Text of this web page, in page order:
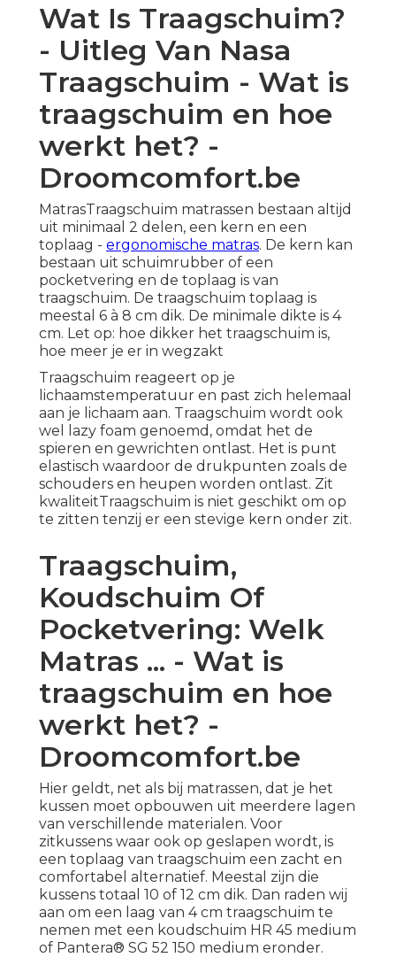
Wat Is Traagschuim?
- Uitleg Van Nasa
Traagschuim - Wat is
traagschuim en hoe
werkt het? -
Droomcomfort.be
MatrasTraagschuim matrassen bestaan altijd
uit minimaal 2 delen, een kern en een
toplaag - ergonomische matras. De kern kan
bestaan uit schuimrubber of een
pocketvering en de toplaag is van
traagschuim. De traagschuim toplaag is
meestal 6 à 8 cm dik. De minimale dikte is 4
cm. Let op: hoe dikker het traagschuim is,
hoe meer je er in wegzakt
Traagschuim reageert op je
lichaamstemperatuur en past zich helemaal
aan je lichaam aan. Traagschuim wordt ook
wel lazy foam genoemd, omdat het de
spieren en gewrichten ontlast. Het is punt
elastisch waardoor de drukpunten zoals de
schouders en heupen worden ontlast. Zit
kwaliteitTraagschuim is niet geschikt om op
te zitten tenzij er een stevige kern onder zit.
Traagschuim,
Koudschuim Of
Pocketvering: Welk
Matras ... - Wat is
traagschuim en hoe
werkt het? -
Droomcomfort.be
Hier geldt, net als bij matrassen, dat je het
kussen moet opbouwen uit meerdere lagen
van verschillende materialen. Voor
zitkussens waar ook op geslapen wordt, is
een toplaag van traagschuim een zacht en
comfortabel alternatief. Meestal zijn die
kussens totaal 10 of 12 cm dik. Dan raden wij
aan om een laag van 4 cm traagschuim te
nemen met een koudschuim HR 45 medium
of Pantera® SG 52 150 medium eronder.